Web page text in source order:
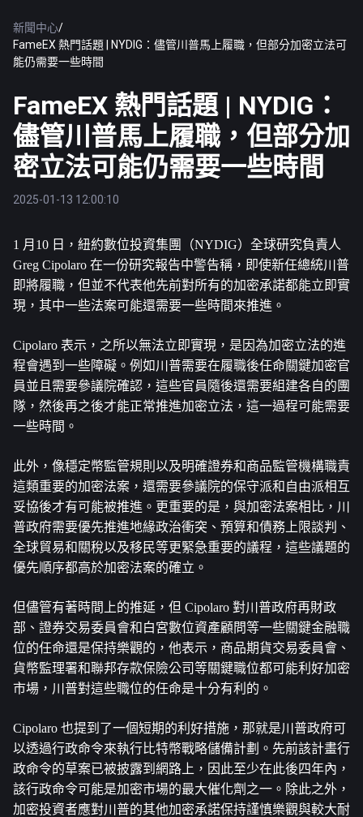
新聞中心/
FameEX 熱門話題 | NYDIG：儘管川普馬上履職，但部分加密立法可
能仍需要一些時間
FameEX 熱門話題 | NYDIG：
儘管川普馬上履職，但部分加
密立法可能仍需要一些時間
2025-01-13 12:00:10
1 月10 日，紐約數位投資集團（NYDIG）全球研究負責人
Greg Cipolaro 在一份研究報告中警告稱，即使新任總統川普
即將履職，但並不代表他先前對所有的加密承諾都能立即實
現，其中一些法案可能還需要一些時間來推進。
Cipolaro 表示，之所以無法立即實現，是因為加密立法的進
程會遇到一些障礙。例如川普需要在履職後任命關鍵加密官
員並且需要參議院確認，這些官員隨後還需要組建各自的團
隊，然後再之後才能正常推進加密立法，這一過程可能需要
一些時間。
此外，像穩定幣監管規則以及明確證券和商品監管機構職責
這類重要的加密法案，還需要參議院的保守派和自由派相互
妥協後才有可能被推進。更重要的是，與加密法案相比，川
普政府需要優先推進地緣政治衝突、預算和債務上限談判、
全球貿易和關稅以及移民等更緊急重要的議程，這些議題的
優先順序都高於加密法案的確立。
但儘管有著時間上的推延，但 Cipolaro 對川普政府再財政
部、證券交易委員會和白宮數位資產顧問等一些關鍵金融職
位的任命還是保持樂觀的，他表示，商品期貨交易委員會、
貨幣監理署和聯邦存款保險公司等關鍵職位都可能利好加密
市場，川普對這些職位的任命是十分有利的。
Cipolaro 也提到了一個短期的利好措施，那就是川普政府可
以透過行政命令來執行比特幣戰略儲備計劃。先前該計畫行
政命令的草案已被披露到網路上，因此至少在此後四年內，
該行政命令可能是加密市場的最大催化劑之一。除此之外，
加密投資者應對川普的其他加密承諾保持謹慎樂觀與較大耐